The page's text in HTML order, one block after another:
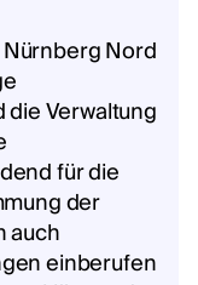
Nord
Verwaltung
für die
der
auch
einberufen